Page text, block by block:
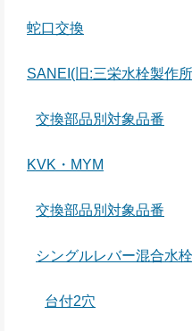
蛇口交換
SANEI(旧:三栄水栓製作
交換部品別対象品番
KVK・MYM
交換部品別対象品番
シングルレバー混合水栓
台付2穴